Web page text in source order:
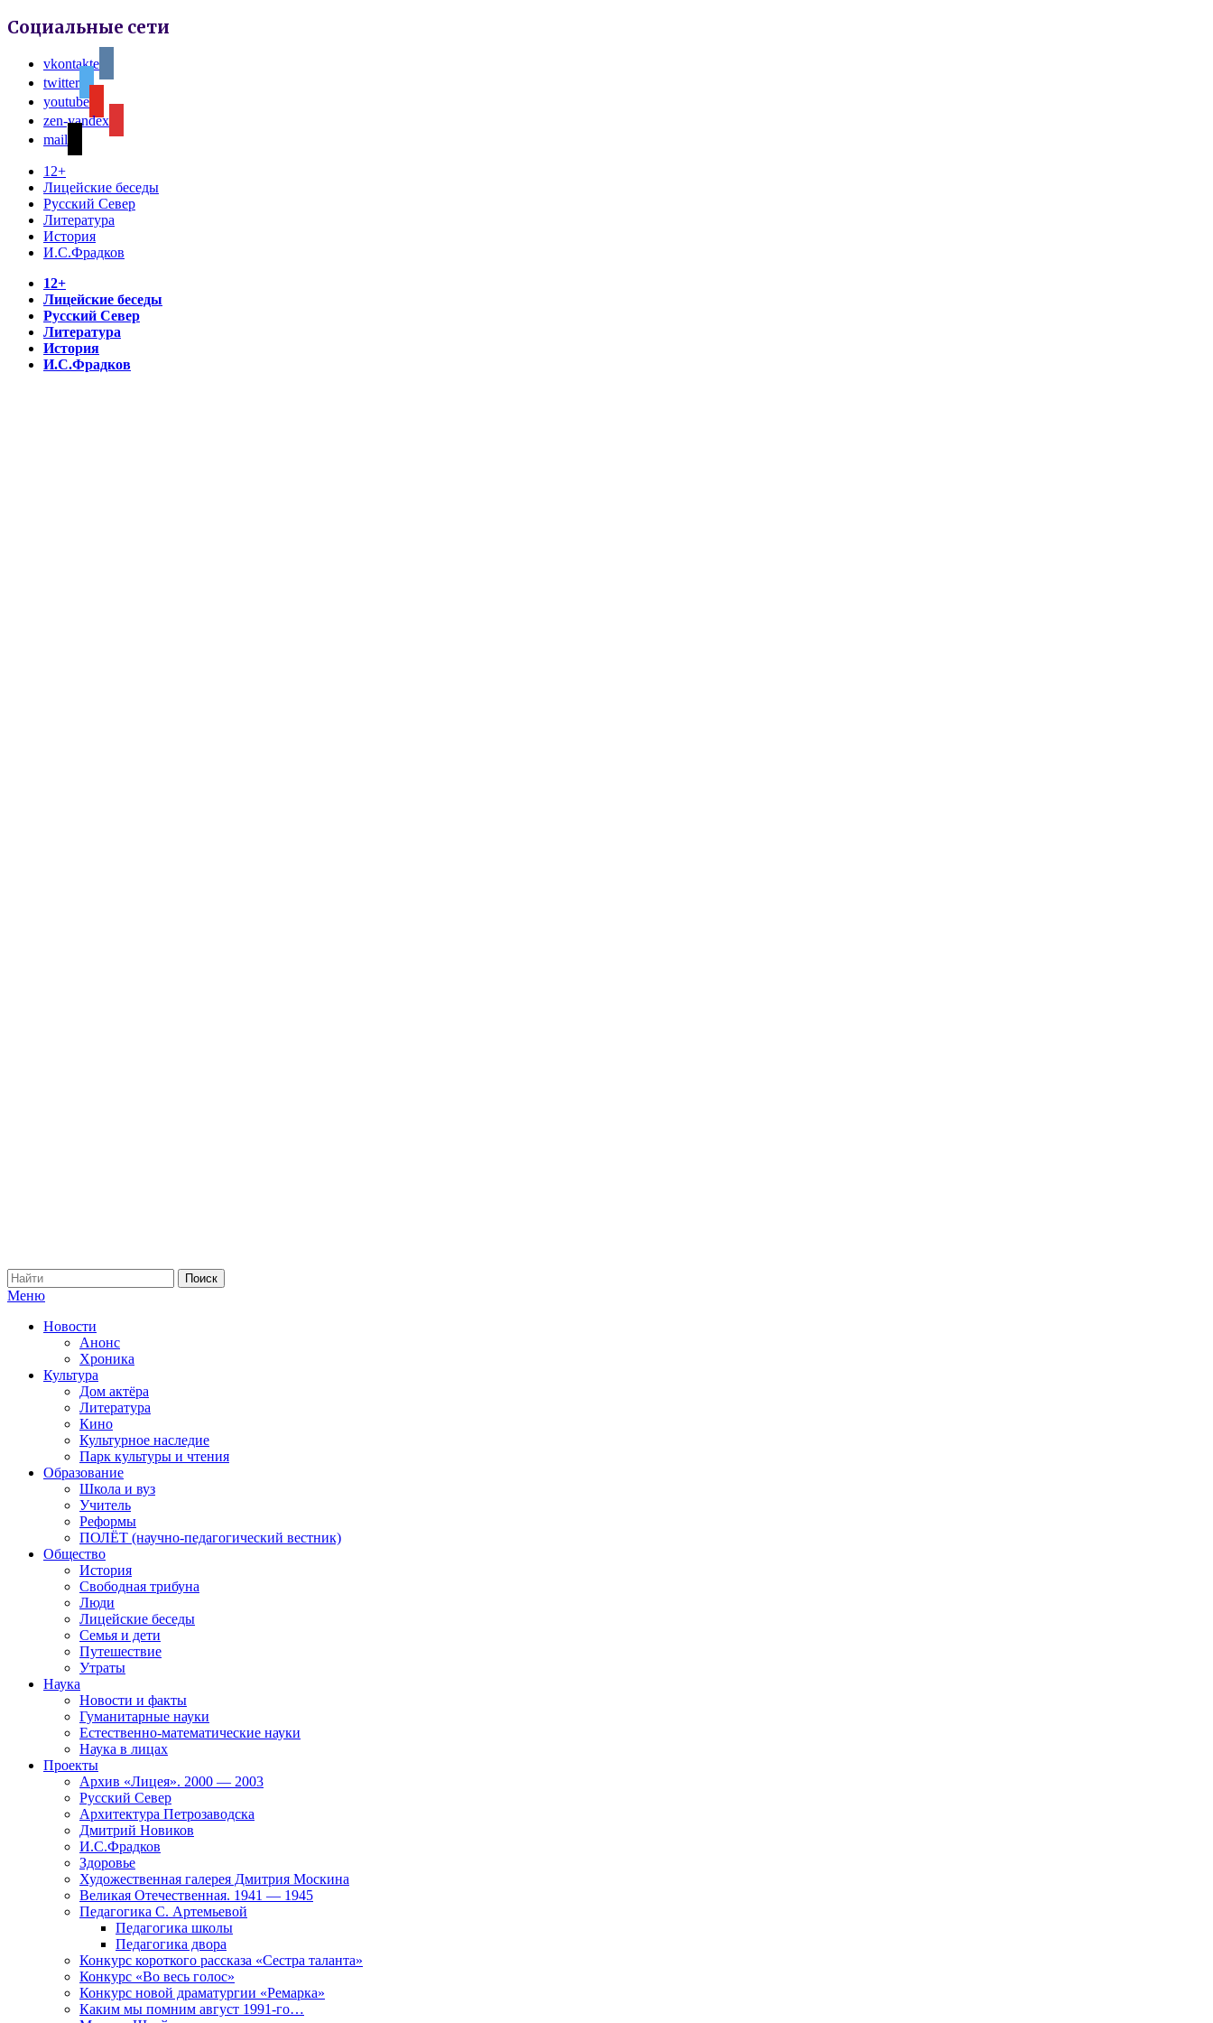
Социальные сети
vkontakte
twitter
youtube
zen-yandex
mail
12+
Лицейские беседы
Русский Север
Литература
История
И.С.Фрадков
12+
Лицейские беседы
Русский Север
Литература
История
И.С.Фрадков
Меню
Новости
Анонс
Хроника
Культура
Дом актёра
Литература
Кино
Культурное наследие
Парк культуры и чтения
Образование
Школа и вуз
Учитель
Реформы
ПОЛЁТ (научно-педагогический вестник)
Общество
История
Свободная трибуна
Люди
Лицейские беседы
Семья и дети
Путешествие
Утраты
Наука
Новости и факты
Гуманитарные науки
Естественно-математические науки
Наука в лицах
Проекты
Архив «Лицея». 2000 — 2003
Русский Север
Архитектура Петрозаводска
Дмитрий Новиков
И.С.Фрадков
Здоровье
Художественная галерея Дмитрия Москина
Великая Отечественная. 1941 — 1945
Педагогика С. Артемьевой
Педагогика школы
Педагогика двора
Конкурс короткого рассказа «Сестра таланта»
Конкурс «Во весь голос»
Конкурс новой драматургии «Ремарка»
Каким мы помним август 1991-го…